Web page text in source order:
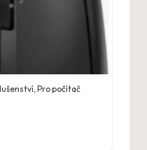
,Pro počítač